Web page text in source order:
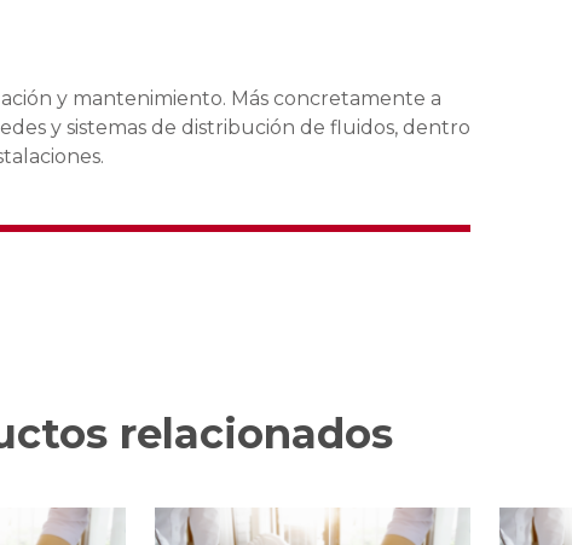
y mantenimiento. Más concretamente a
y sistemas de distribución de fluidos, dentro
relacionados